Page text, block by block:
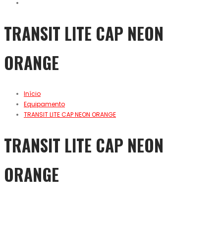
TRANSIT LITE CAP NEON
ORANGE
Início
Equipamento
TRANSIT LITE CAP NEON ORANGE
TRANSIT LITE CAP NEON
ORANGE